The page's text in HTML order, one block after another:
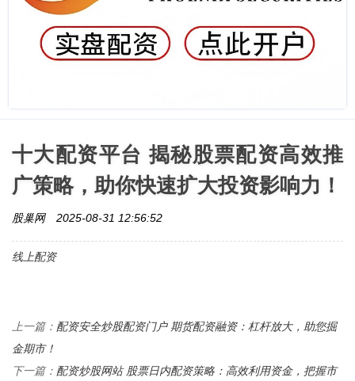
十大配资平台 揭秘股票配资高效推
广策略，助你快速扩大投资影响力！
股巢网 2025-08-31 12:56:52
线上配资
上一篇： 配资安全炒股配资门户 期货配资融资：杠杆放大，助您掘
金期市！
下一篇： 配资炒股网站 股票日内配资策略：高效利用资金，把握市